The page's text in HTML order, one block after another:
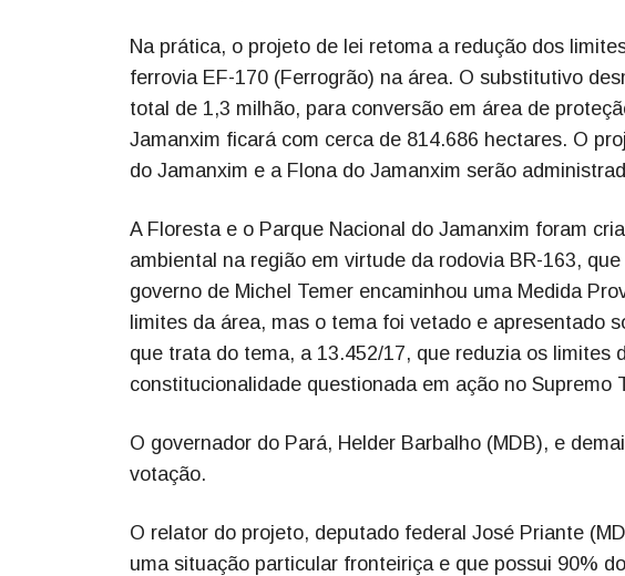
Na prática, o projeto de lei retoma a redução dos
ferrovia EF-170 (Ferrogrão) na área. O substitutivo
total de 1,3 milhão, para conversão em área de
Jamanxim ficará com cerca de 814.686 hectares. O
do Jamanxim e a Flona do Jamanxim serão
A Floresta e o Parque Nacional do Jamanxim foram
ambiental na região em virtude da rodovia BR-163,
governo de Michel Temer encaminhou uma Medida
limites da área, mas o tema foi vetado e apresentado
que trata do tema, a 13.452/17, que reduzia os limites
constitucionalidade questionada em ação no Supremo
O governador do Pará, Helder Barbalho (MDB), e
votação.
O relator do projeto, deputado federal José Priante
uma situação particular fronteiriça e que possui 90%